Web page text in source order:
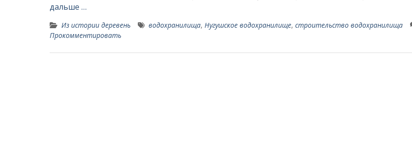
дальше …
Из истории деревень водохранилища, Нугушское водохранилище, строительство водохранилища
Прокомментировать